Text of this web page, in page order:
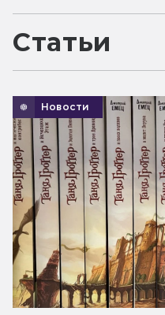
Статьи
Новости